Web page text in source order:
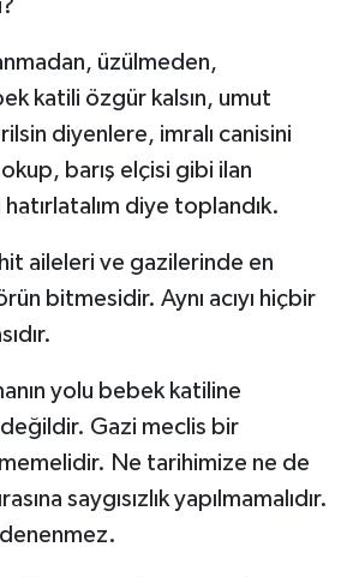
üzülmeden,
katili özgür kalsın, umut
diyenlere, imralı canisini
barış elçisi gibi ilan
diye toplandık.
aileleri ve gazilerinde en
bitmesidir. Aynı acıyı hiçbir
yolu bebek katiline
Gazi meclis bir
Ne tarihimize ne de
saygısızlık yapılmamalıdır.